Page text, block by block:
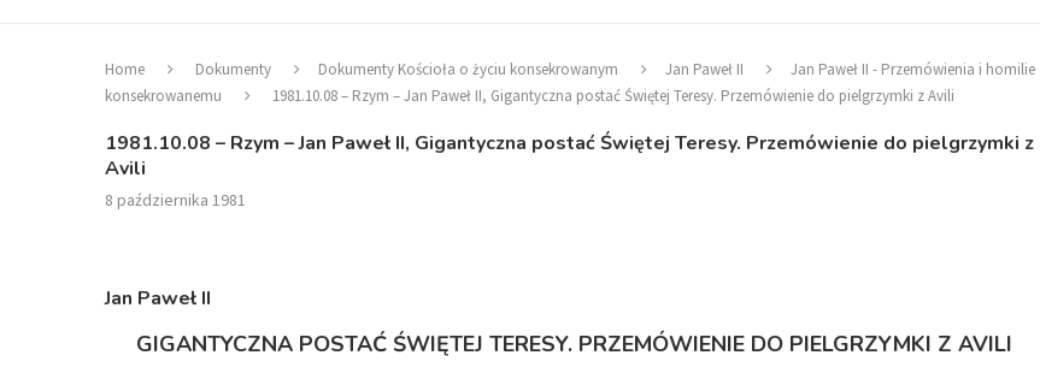
Home Dokumenty Dokumenty Kościoła o życiu konsekrowanym Jan Paweł II Jan Paweł II - Przemówienia i homilie
konsekrowanemu
1981.10.08 – Rzym – Jan Paweł II, Gigantyczna postać Świętej Teresy. Przemówienie do pielgrzymki z Avili
1981.10.08 – Rzym – Jan Paweł II, Gigantyczna postać Świętej Teresy. Przemówienie do pielgrzymki z
Avili
8 października 1981
Jan Paweł II
GIGANTYCZNA POSTAĆ ŚWIĘTEJ TERESY. PRZEMÓWIENIE DO PIELGRZYMKI Z AVILI